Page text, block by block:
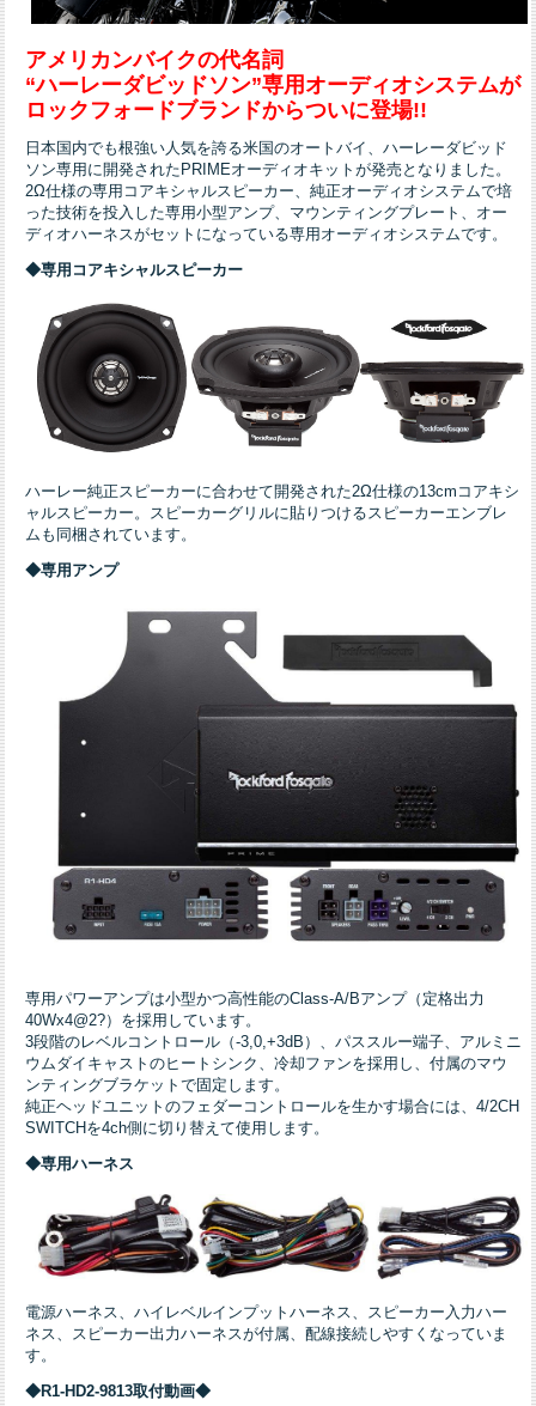
アメリカンバイクの代名詞
“ハーレーダビッドソン”専用オーディオシステムが
ロックフォードブランドからついに登場!!
日本国内でも根強い人気を誇る米国のオートバイ、ハーレーダビッド
ソン専用に開発されたPRIMEオーディオキットが発売となりました。
2Ω仕様の専用コアキシャルスピーカー、純正オーディオシステムで培
った技術を投入した専用小型アンプ、マウンティングプレート、オー
ディオハーネスがセットになっている専用オーディオシステムです。
◆専用コアキシャルスピーカー
ハーレー純正スピーカーに合わせて開発された2Ω仕様の13cmコアキシ
ャルスピーカー。スピーカーグリルに貼りつけるスピーカーエンブレ
ムも同梱されています。
◆専用アンプ
専用パワーアンプは小型かつ高性能のClass-A/Bアンプ（定格出力
40Wx4@2?）を採用しています。
3段階のレベルコントロール（-3,0,+3dB）、パススルー端子、アルミニ
ウムダイキャストのヒートシンク、冷却ファンを採用し、付属のマウ
ンティングブラケットで固定します。
純正ヘッドユニットのフェダーコントロールを生かす場合には、4/2CH
SWITCHを4ch側に切り替えて使用します。
◆専用ハーネス
電源ハーネス、ハイレベルインプットハーネス、スピーカー入力ハー
ネス、スピーカー出力ハーネスが付属、配線接続しやすくなっていま
す。
◆R1-HD2-9813取付動画◆